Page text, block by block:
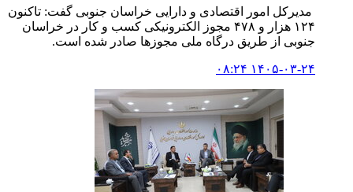
مدیرکل امور اقتصادی و دارایی خراسان جنوبی گفت: تاکنون
۱۲۴ هزار و ۴۷۸ مجوز الکترونیکی کسب و کار در خراسان
جنوبی از طریق درگاه ملی مجوزها صادر شده است.
۱۴۰۵-۰۳-۲۴ ۰۸:۲۴